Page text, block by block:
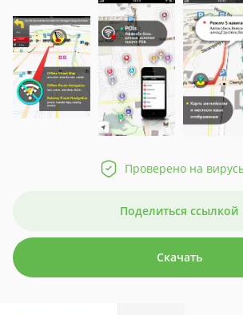
Проверено на
Поделиться ссылкой
Скачать